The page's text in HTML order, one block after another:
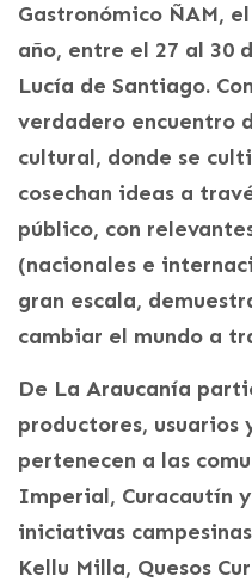
Gastronómico ÑAM,
año, entre el 27 al 30
Lucía de Santiago.
verdadero encuentro
cultural, donde se
cosechan ideas a
público, con
(nacionales e
gran escala,
cambiar el mundo a
De La Araucanía
productores, usuarios
pertenecen a las
Imperial, Curacautín
iniciativas
Kellu Milla, Quesos